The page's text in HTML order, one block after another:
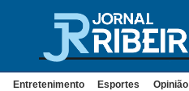
Entretenimento Esportes Opinião